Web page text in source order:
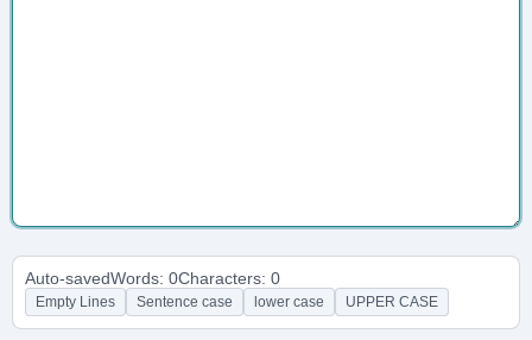
Auto-savedWords: 0Characters: 0
Empty Lines Sentence case lower case UPPER CASE